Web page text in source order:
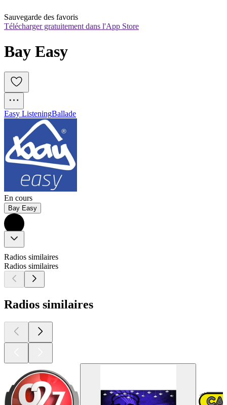
Sauvegarde des favoris
Télécharger gratuitement dans l'App Store
Bay Easy
Easy ListeningBallade
En cours
Bay Easy
Radios similaires
Radios similaires
Radios similaires